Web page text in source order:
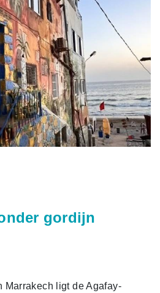
gordijn
Marrakech ligt de Agafay-